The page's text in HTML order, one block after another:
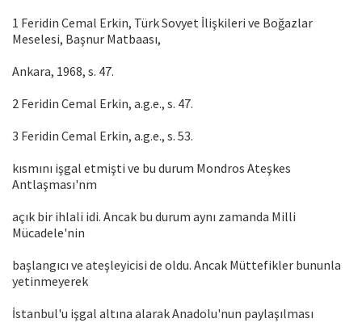
1 Feridin Cemal Erkin, Türk Sovyet İlişkileri ve Boğazlar
Meselesi, Başnur Matbaası,
Ankara, 1968, s. 47.
2 Feridin Cemal Erkin, a.g.e., s. 47.
3 Feridin Cemal Erkin, a.g.e., s. 53.
kısmını işgal etmişti ve bu durum Mondros Ateşkes
Antlaşması'nm
açık bir ihlali idi. Ancak bu durum aynı zamanda Milli
Mücadele'nin
başlangıcı ve ateşleyicisi de oldu. Ancak Müttefikler bununla
yetinmeyerek
İstanbul'u işgal altına alarak Anadolu'nun paylaşılması